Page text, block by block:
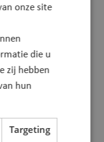
vergeet dan
naar de school:
van het CLB
briefje van de
onze site
die u
zij hebben
hun
Targeting